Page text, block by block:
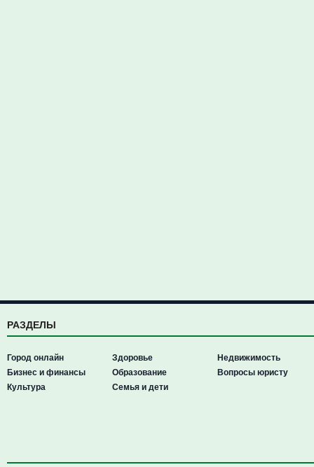
РАЗДЕЛЫ
Город онлайн
Бизнес и финансы
Культура
Здоровье
Образование
Семья и дети
Недвижимость
Вопросы юристу